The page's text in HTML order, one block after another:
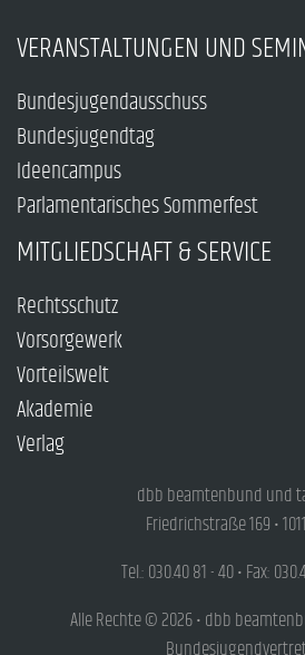
VERANSTALTUNGEN UND
Bundesjugendausschuss
Bundesjugendtag
Ideencampus
Parlamentarisches Sommerfest
MITGLIEDSCHAFT & SERVICE
Rechtsschutz
Vorsorgewerk
Vorteilswelt
Akademie
Verlag
dbb beamtenbund und
Friedrichstraße 169 •
Tel.: 030.40 81 - 40 • Fax:
Alle Rechte © 2026 • dbb